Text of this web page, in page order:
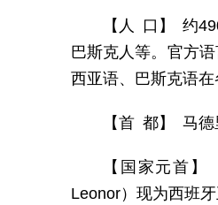
【人 口】 约
巴斯克人等。官方
西亚语、巴斯克语
【首 都】 马德
【国家元首
Leonor）现为西班牙